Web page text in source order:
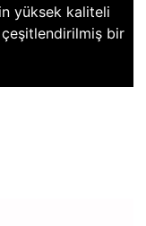
yüksek kaliteli
bir